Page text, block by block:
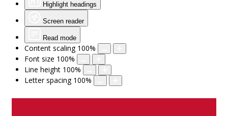
Highlight headings
Screen reader
Read mode
Content scaling 100%
Font size 100%
Line height 100%
Letter spacing 100%